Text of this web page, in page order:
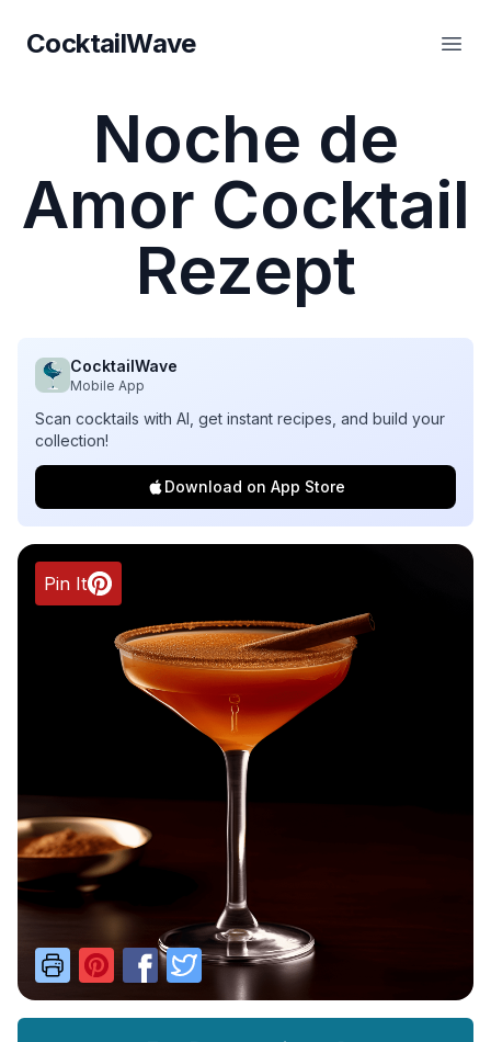
CocktailWave
CocktailWave
Noche de
Amor Cocktail
Rezept
CocktailWave
Mobile App
Scan cocktails with AI, get instant recipes, and build your
collection!
Download on App Store
Pin It